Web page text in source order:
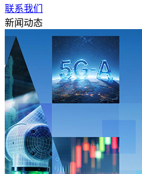
联系我们
新闻动态